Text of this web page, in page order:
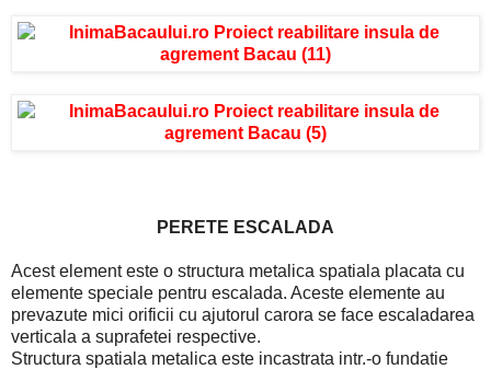
PERETE ESCALADA
Acest element este o structura metalica spatiala placata cu
elemente speciale pentru escalada. Aceste elemente au
prevazute mici orificii cu ajutorul carora se face escaladarea
verticala a suprafetei respective.
Structura spatiala metalica este incastrata intr.-o fundatie